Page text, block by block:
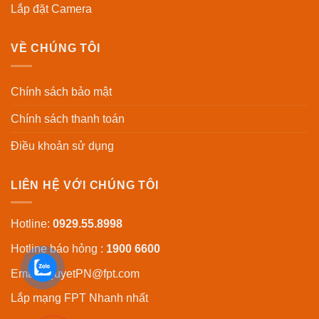
Lắp đặt Camera
VỀ CHÚNG TÔI
Chính sách bảo mật
Chính sách thanh toán
Điều khoản sử dụng
LIÊN HỆ VỚI CHÚNG TÔI
Hotline: 0929.55.8998
Hotline báo hỏng : 1900 6600
Email:QuyetPN@fpt.com
Lắp mạng FPT Nhanh nhất